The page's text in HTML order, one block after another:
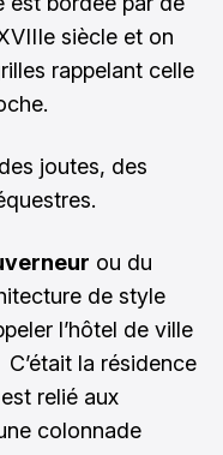
siècle et on
rappelant celle
joutes, des
ou du
de style
l’hôtel de ville
la résidence
relié aux
colonnade